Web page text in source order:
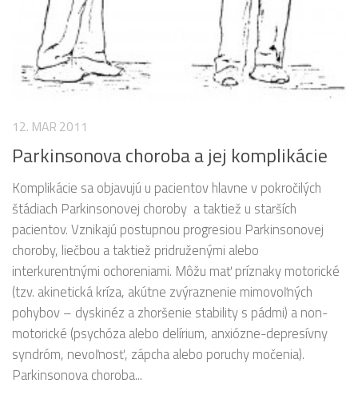
12. MAR 2011
Parkinsonova choroba a jej komplikácie
Komplikácie sa objavujú u pacientov hlavne v pokročilých
štádiach Parkinsonovej choroby a taktiež u starších
pacientov. Vznikajú postupnou progresiou Parkinsonovej
choroby, liečbou a taktiež pridruženými alebo
interkurentnými ochoreniami. Môžu mať príznaky motorické
(tzv. akinetická kríza, akútne zvýraznenie mimovoľných
pohybov – dyskinéz a zhoršenie stability s pádmi) a non-
motorické (psychóza alebo delírium, anxiózne-depresívny
syndróm, nevoľnosť, zápcha alebo poruchy močenia).
Parkinsonova choroba...